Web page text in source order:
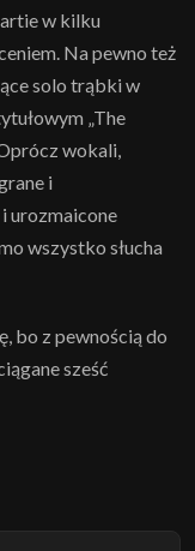
w kilku
Na pewno też
solo trąbki w
„The
wokali,
i
urozmaicone
wszystko słucha
bo z pewnością do
sześć